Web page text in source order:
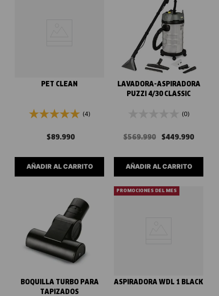
PET CLEAN
(4)
$89.990
AÑADIR AL CARRITO
LAVADORA-ASPIRADORA
PUZZI 4/30 CLASSIC
(0)
$569.990 $449.990
AÑADIR AL CARRITO
BOQUILLA TURBO PARA
TAPIZADOS
PROMOCIONES DEL MES
ASPIRADORA WDL 1 BLACK